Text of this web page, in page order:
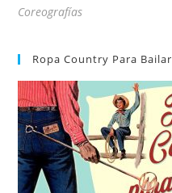
Coreografías
Ropa Country Para Bailar